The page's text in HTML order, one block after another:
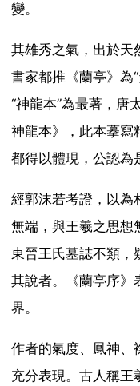
變。
其雄秀之氣，出於天
書家都推《蘭亭》為
“神龍本”為最著，唐
神龍本》，此本摹寫
都得以體現，公認為
經郭沫若考證，以為
無端，與王羲之思想
東晉王氏墓誌不類，
其說者。《蘭亭序》
界。
作者的氣度、鳳神、
充分表現。古人稱王